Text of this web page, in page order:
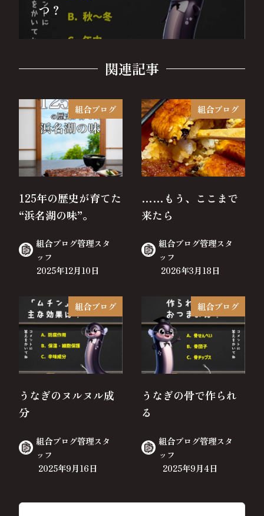
つ？
関連記事
組合ブログ
125年の歴史が育てた
“浜名湖の味”。
組合ブログ管理スタ
ッフ
2025年12月10日
組合ブログ
……もう、ここまで
来たら
組合ブログ管理スタ
ッフ
2026年3月18日
組合ブログ
うなぎのヌルヌル成
分
組合ブログ管理スタ
ッフ
2025年9月16日
組合ブログ
うなぎの骨で作られ
る
組合ブログ管理スタ
ッフ
2025年9月4日